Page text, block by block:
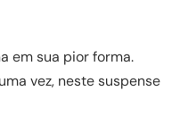
em sua pior forma.
vez, neste suspense